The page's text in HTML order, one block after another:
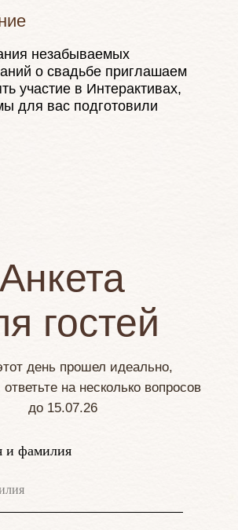
незабываемых
о свадьбе приглашаем
участие в Интерактивах,
для вас подготовили
Анкета
гостей
день прошел идеально,
на несколько вопросов
до 15.07.26
фамилия